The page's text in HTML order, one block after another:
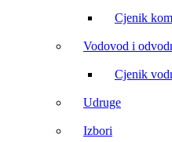
Cjenik
Vodovod i
Cjenik
Udruge
Izbori